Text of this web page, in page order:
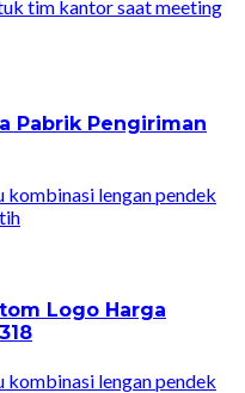
Pabrik Pengiriman
Logo Harga